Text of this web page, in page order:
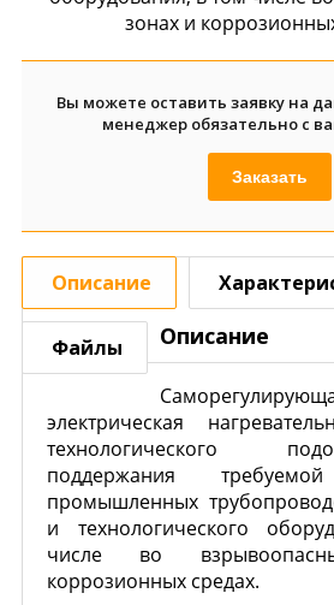
зонах и
Вы можете оставить заявку на
менеджер обязательно с
Заказать
Описание
Файлы Описание
электрическая
технологического
поддержания
промышленных
и технологического
числе во
коррозионных средах.